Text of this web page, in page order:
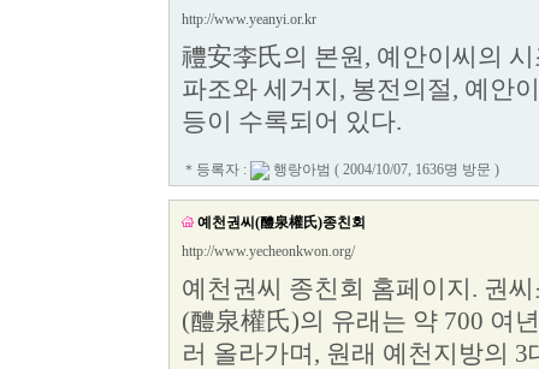
http://www.yeanyi.or.kr
禮安李氏의 본원, 예안이씨의
파조와 세거지, 봉전의절, 예안
등이 수록되어 있다.
＊등록자 : 행랑아범 ( 2004/10/07, 1636명 방문 )
예천권씨(醴泉權氏)종친회
http://www.yecheonkwon.org/
예천권씨 종친회 홈페이지. 권
(醴泉權氏)의 유래는 약 700 여
러 올라가며, 원래 예천지방의